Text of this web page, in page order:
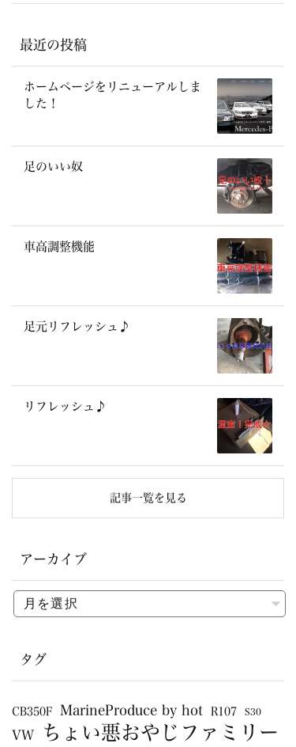
最近の投稿
ホームページをリニューアルしま
した！
足のいい奴
車高調整機能
足元リフレッシュ♪
リフレッシュ♪
記事一覧を見る
アーカイブ
タグ
CB350F MarineProduce by hot R107 S30
VW ちょい悪おやじファミリー